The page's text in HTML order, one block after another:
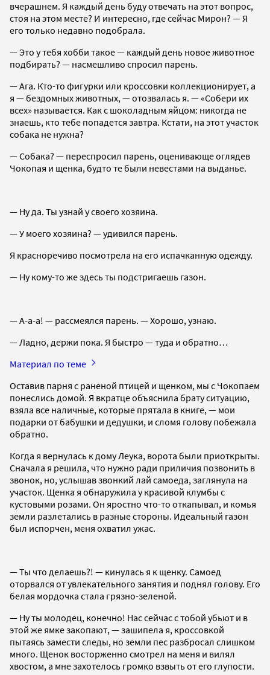
вчерашнем. Я каждый день буду отвечать на этот вопрос,
стоя на этом месте? И интересно, где сейчас Мирон? — Я
его только недавно подобрала.
— Это у тебя хобби такое — каждый день новое животное
подбирать? — насмешливо спросил парень.
— Ага. Кто-то фигурки или кроссовки коллекционирует, а
я — бездомных животных, — отозвалась я. — «Собери их
всех» называется. Как с шоколадным яйцом: никогда не
знаешь, кто тебе попадется завтра. Кстати, на этот участок
собака не нужна?
— Собака? — переспросил парень, оценивающе оглядев
Чокопая и щенка, будто те были невестами на выданье.
— Ну да. Ты узнай у своего хозяина.
— У моего хозяина? — удивился парень.
Я красноречиво посмотрела на его испачканную одежду.
— Ну кому-то же здесь ты подстригаешь газон.
— А-а-а! — рассмеялся парень. — Хорошо, узнаю.
— Ладно, держи пока. Я быстро — туда и обратно…
Материал по теме
Оставив парня с раненой птицей и щенком, мы с Чокопаем
понеслись домой. Я вкратце объяснила брату ситуацию,
взяла все наличные, которые прятала в книге, — мои
подарки от бабушки и дедушки, и сломя голову побежала
обратно.
Когда я вернулась к дому Леука, ворота были приоткрыты.
Сначала я решила, что нужно ради приличия позвонить в
звонок, но, услышав звонкий лай самоеда, заглянула на
участок. Щенка я обнаружила у красивой клумбы с
кустовыми розами. Он яростно что-то откапывал, и комья
земли разлетались в разные стороны. Идеальный газон
был испорчен, меня охватил ужас.
— Ты что делаешь?! — кинулась я к щенку. Самоед
оторвался от увлекательного занятия и поднял голову. Его
белая мордочка стала грязно-зеленой.
— Ну ты молодец, конечно! Нас сейчас с тобой убьют и в
этой же ямке закопают, — зашипела я, кроссовкой
пытаясь замести следы, но земли пес разбросал слишком
много. Щенок восторженно смотрел на меня и вилял
хвостом, а мне захотелось громко взвыть от его глупости.